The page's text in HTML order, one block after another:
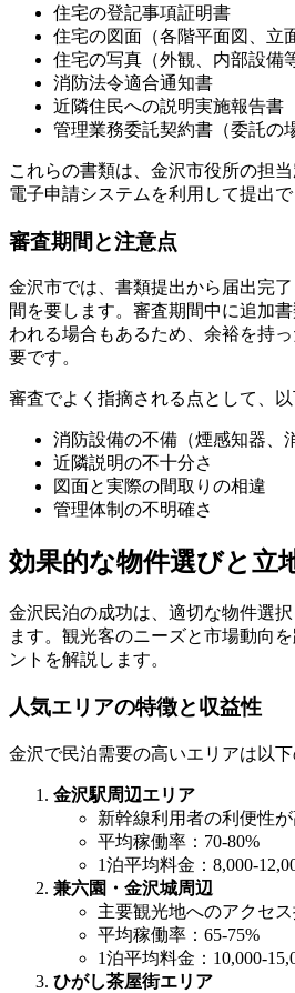
住宅の登記事項証明書
住宅の図面（各階平面図、立
住宅の写真（外観、内部設備
消防法令適合通知書
近隣住民への説明実施報告書
管理業務委託契約書（委託の
これらの書類は、金沢市役所の担
電子申請システムを利用して提出で
審査期間と注意点
金沢市では、書類提出から届出完
間を要します。審査期間中に追加
われる場合もあるため、余裕を持
要です。
審査でよく指摘される点として、以
消防設備の不備（煙感知器、
近隣説明の不十分さ
図面と実際の間取りの相違
管理体制の不明確さ
効果的な物件選びと立
金沢民泊の成功は、適切な物件選
ます。観光客のニーズと市場動向
ントを解説します。
人気エリアの特徴と収益性
金沢で民泊需要の高いエリアは以下
金沢駅周辺エリア
新幹線利用者の利便性
平均稼働率：70-80%
1泊平均料金：8,000-
兼六園・金沢城周辺
主要観光地へのアクセ
平均稼働率：65-75%
1泊平均料金：10,000-
ひがし茶屋街エリア